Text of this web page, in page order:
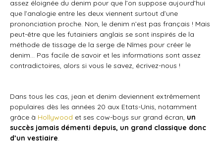
assez éloignée du denim pour que l’on suppose aujourd’hui
que l’analogie entre les deux viennent surtout d’une
prononciation proche. Non, le denim n’est pas français ! Mais
peut-être que les futainiers anglais se sont inspirés de la
méthode de tissage de la serge de Nîmes pour créer le
denim… Pas facile de savoir et les informations sont assez
contradictoires, alors si vous le savez, écrivez-nous !
Dans tous les cas, jean et denim deviennent extrêmement
populaires dès les années 20 aux Etats-Unis, notamment
grâce à Hollywood et ses cow-boys sur grand écran, un
succès jamais démenti depuis, un grand classique donc
d’un vestiaire.